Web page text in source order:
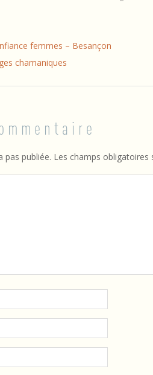
femmes – Besançon
chamaniques
pas publiée. Les champs obligatoires